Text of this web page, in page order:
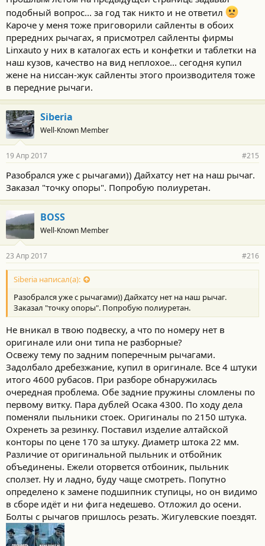
подобный вопрос... за год так никто и не ответил
Кароче у меня тоже приговорили сайленты в обоих
прередних рычагах, я присмотрел сайленты фирмы
Linxauto у них в каталогах есть и конфетки и таблетки на
наш кузов, качество на вид неплохое... сегодня купил
жене на ниссан-жук сайленты этого производителя тоже
в передние рычаги.
Siberia
Well-Known Member
19 Апр 2017 #215
Разобрался уже с рычагами)) Дайхатсу нет на наш рычаг.
Заказал "точку опоры". Попробую полиуретан.
BOSS
Well-Known Member
23 Апр 2017 #216
Siberia написал(а):
Разобрался уже с рычагами)) Дайхатсу нет на наш рычаг.
Заказал "точку опоры". Попробую полиуретан.
Не вникал в твою подвеску, а что по номеру нет в
оригинале или они типа не разборные?
Освежу тему по задним поперечным рычагами.
Задолбало дребезжание, купил в оригинале. Все 4 штуки
итого 4600 рубасов. При разборе обнаружилась
очередная проблема. Обе задние пружины сломлены по
первому витку. Пара дублей Осака 4300. По ходу дела
поменяли пыльники стоек. Оригиналы по 2150 штука.
Охренеть за резинку. Поставил изделие алтайской
конторы по цене 170 за штуку. Диаметр штока 22 мм.
Различие от оригинальной пыльник и отбойник
объединены. Ежели оторвется отбоиник, пыльник
сползет. Ну и ладно, буду чаще смотреть. Попутно
определено к замене подшипник ступицы, но он видимо
в сборе идёт и ни фига недешево. Отложил до осени.
Болты с рычагов пришлось резать. Жигулевские поездят.